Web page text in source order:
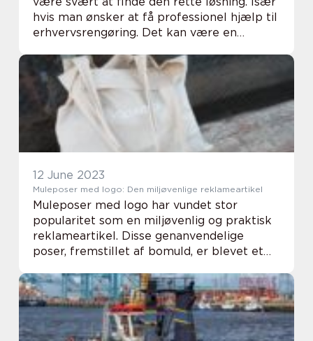
hvis man ønsker at få professionel hjælp til
erhvervsrengøring. Det kan være en
12 June 2023
Muleposer med logo: Den miljøvenlige reklameartikel
Muleposer med logo har vundet stor
popularitet som en miljøvenlig og praktisk
reklameartikel. Disse genanvendelige
poser, fremstillet af bomuld, er blevet et
om miljøet. I denne artikel vil vi udforske de
mange f...